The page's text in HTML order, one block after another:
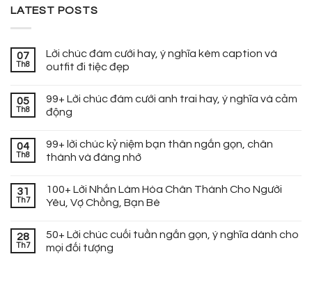
LATEST POSTS
07
Th8
Lời chúc đám cưới hay, ý nghĩa kèm caption và
outfit đi tiệc đẹp
05
Th8
99+ Lời chúc đám cưới anh trai hay, ý nghĩa và cảm
động
04
Th8
99+ lời chúc kỷ niệm bạn thân ngắn gọn, chân
thành và đáng nhớ
31
Th7
100+ Lời Nhắn Làm Hòa Chân Thành Cho Người
Yêu, Vợ Chồng, Bạn Bè
28
Th7
50+ Lời chúc cuối tuần ngắn gọn, ý nghĩa dành cho
mọi đối tượng